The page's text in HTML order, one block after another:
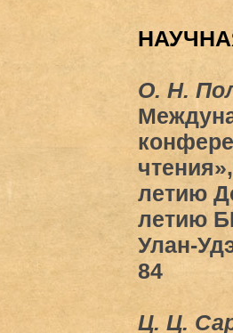
О. Н.
летию
летию
Улан-
84
Ц. Ц.